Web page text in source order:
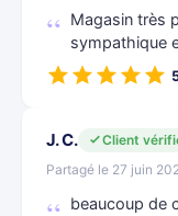
Magasin très
sympathique
J. C.
Client
Partagé le 27 juin
beaucoup de